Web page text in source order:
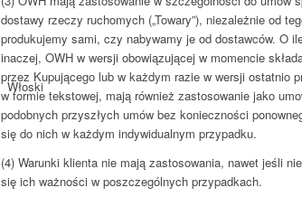
Włoski
dostawy rzeczy ruchomych („Towary”), niezależnie od
produkujemy sami, czy nabywamy je od dostawców. O
inaczej, OWH w wersji obowiązującej w momencie
przez Kupującego lub w każdym razie w wersji ostatnio
w formie tekstowej, mają również zastosowanie jako
podobnych przyszłych umów bez konieczności
się do nich w każdym indywidualnym przypadku.
(4) Warunki klienta nie mają zastosowania, nawet jeśli
się ich ważności w poszczególnych przypadkach.